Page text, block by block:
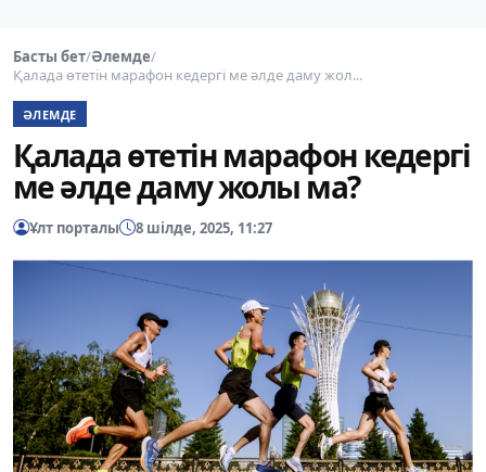
Басты бет/Әлемде/
Қалада өтетін марафон кедергі ме әлде даму жол...
ӘЛЕМДЕ
Қалада өтетін марафон кедергі
ме әлде даму жолы ма?
Ұлт порталы 8 шілде, 2025, 11:27